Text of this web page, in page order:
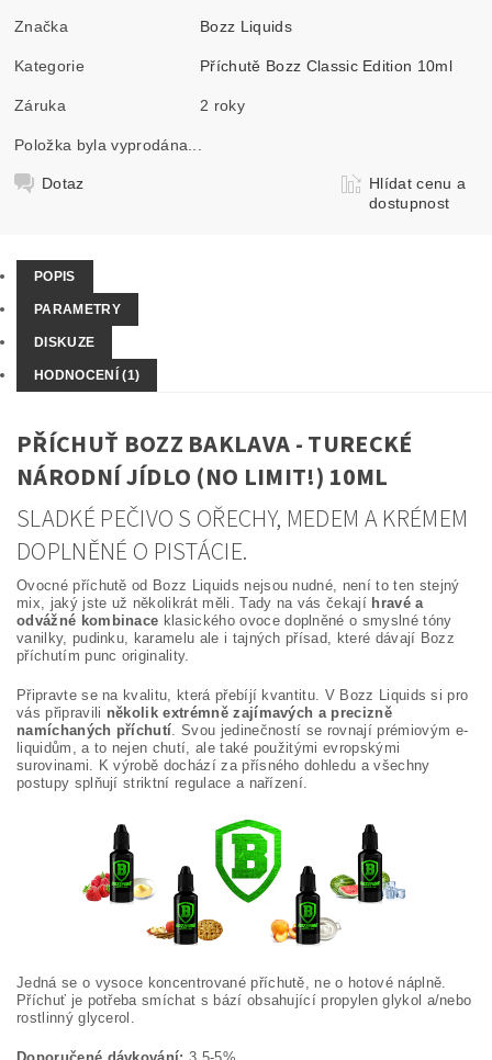
Značka Bozz Liquids
Kategorie Příchutě Bozz Classic Edition 10ml
Záruka 2 roky
Položka byla vyprodána...
Dotaz
Hlídat cenu a
dostupnost
POPIS
PARAMETRY
DISKUZE
HODNOCENÍ (1)
PŘÍCHUŤ BOZZ BAKLAVA - TURECKÉ
NÁRODNÍ JÍDLO (NO LIMIT!) 10ML
SLADKÉ PEČIVO S OŘECHY, MEDEM A KRÉMEM
DOPLNĚNÉ O PISTÁCIE.
Ovocné příchutě od Bozz Liquids nejsou nudné, není to ten stejný
mix, jaký jste už několikrát měli. Tady na vás čekají hravé a
odvážné kombinace klasického ovoce doplněné o smyslné tóny
vanilky, pudinku, karamelu ale i tajných přísad, které dávají Bozz
příchutím punc originality.
Připravte se na kvalitu, která přebíjí kvantitu. V Bozz Liquids si pro
vás připravili několik extrémně zajímavých a precizně
namíchaných příchutí. Svou jedinečností se rovnají prémiovým e-
liquidům, a to nejen chutí, ale také použitými evropskými
surovinami. K výrobě dochází za přísného dohledu a všechny
postupy splňují striktní regulace a nařízení.
Jedná se o vysoce koncentrované příchutě, ne o hotové náplně.
Příchuť je potřeba smíchat s bází obsahující propylen glykol a/nebo
rostlinný glycerol.